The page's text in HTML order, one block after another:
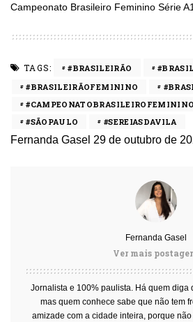
Campeonato Brasileiro Feminino Série
TAGS: #BRASILEIRÃO
#BRASILEIRÃOFEMININO
#CAMPEONATOBRASILEIROFEMININO
#SÃOPAULO
#SEREIASDAVILA
Fernanda Gasel 29 de outubro de
Fernanda Gasel
Ver mais
Jornalista e 100% paulista. Há quem diga
mas quem conhece sabe que não tem
amizade com a cidade inteira, porque